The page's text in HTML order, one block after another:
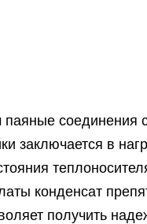
соединения
заключается в
конденсат
получить